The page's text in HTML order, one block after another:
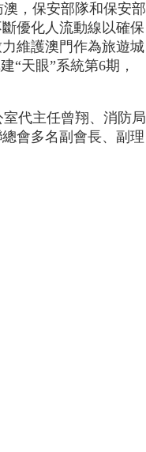
，保安部隊和保安部
優化人流動線以確保
維護澳門作為旅遊城
“天眼”系統第6期，
代主任曾翔、消防局
會多名副會長、副理